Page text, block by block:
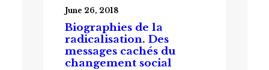
June 26, 2018
Biographies de la
radicalisation. Des
messages cachés du
changement social